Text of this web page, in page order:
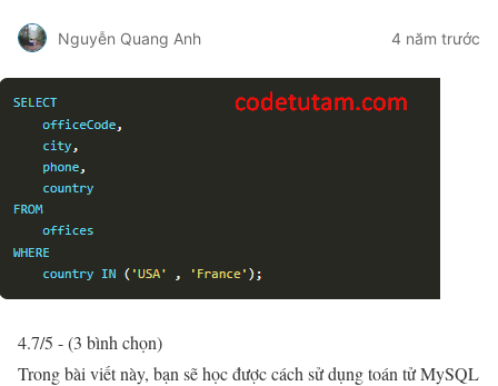
Nguyễn Quang Anh 4 năm trước
4.7/5 - (3 bình chọn)
Trong bài viết này, bạn sẽ học được cách sử dụng toán tử MySQL